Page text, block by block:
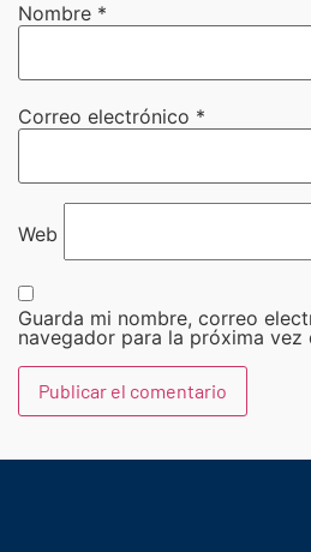
Nombre *
Correo electrónico *
Web
Guarda mi nombre, correo
navegador para la próxima vez